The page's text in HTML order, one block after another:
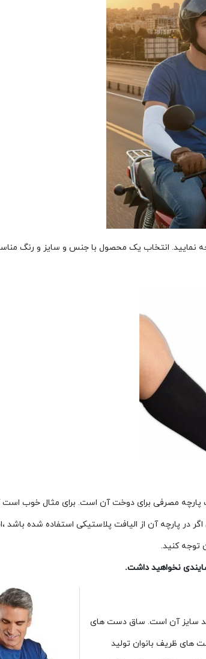
نمایید. انتخاب یک محصول با جنس و سایز و رنگ
پارچه مصرفی برای دوخت آن است. برای مثال خوب
پارچه آن از الیافت پلاستیکی استفاده شده باشد
توجه کنید.
نخواهید داشت.
سایز آن است. ساق دست های
های ظریف بانوان تولید